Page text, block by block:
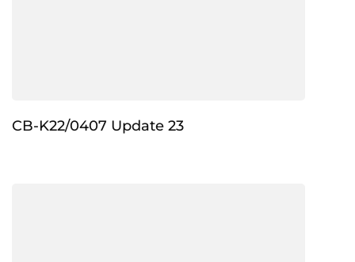
CB-K22/0407 Update 23